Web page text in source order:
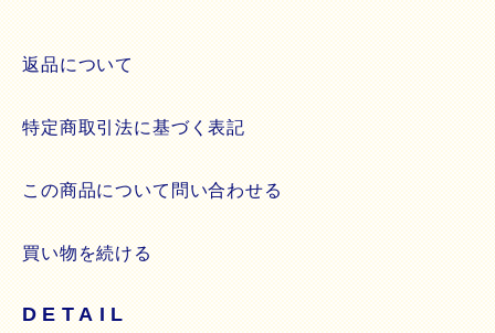
返品について
特定商取引法に基づく表記
この商品について問い合わせる
買い物を続ける
DETAIL